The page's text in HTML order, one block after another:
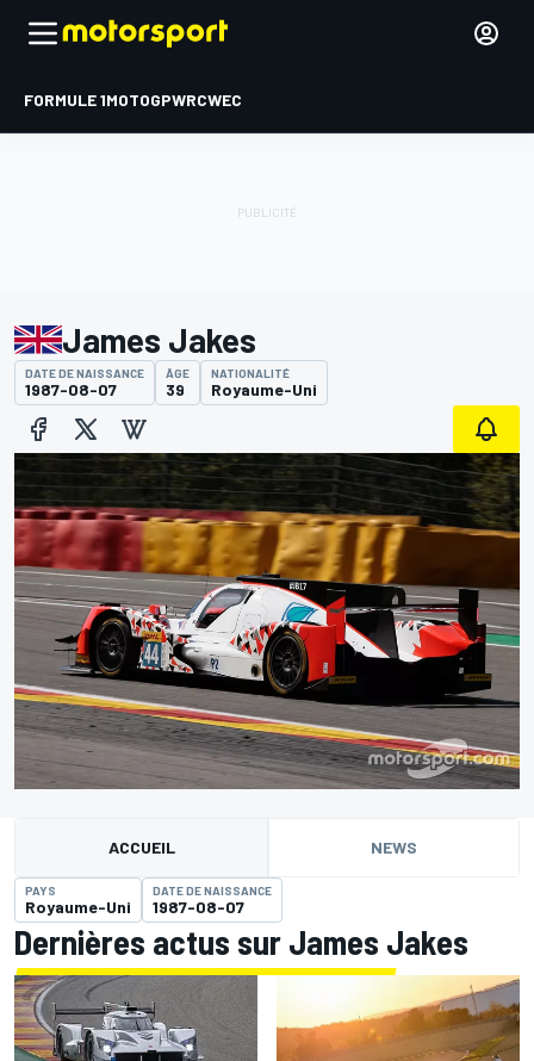
FORMULE 1MOTOGPWRCWEC
James Jakes
DATE DE NAISSANCE
1987-08-07
ÂGE
39
NATIONALITÉ
Royaume-Uni
ACCUEIL NEWS
PAYS
Royaume-Uni
DATE DE NAISSANCE
1987-08-07
Dernières actus sur James Jakes